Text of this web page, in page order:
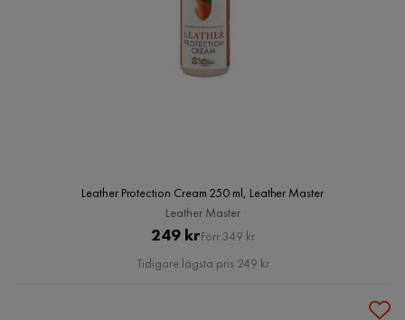
Leather Protection Cream 250 ml, Leather Master
Leather Master
Pris
249 krOriginal
Pris
Förr 349 kr
Tidigare lägsta pris 249 kr